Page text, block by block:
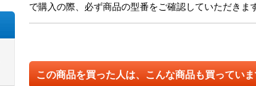
で購入の際、必ず商品の型番をご確認していただきま
この商品を買った人は、こんな商品も買ってい